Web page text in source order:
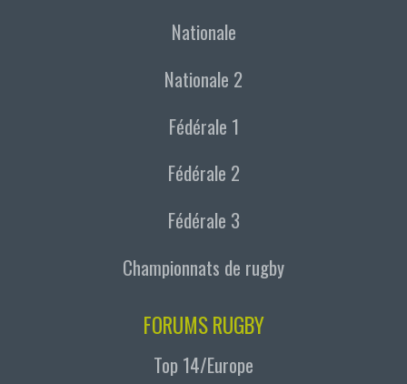
Nationale
Nationale 2
Fédérale 1
Fédérale 2
Fédérale 3
Championnats de rugby
FORUMS RUGBY
Top 14/Europe